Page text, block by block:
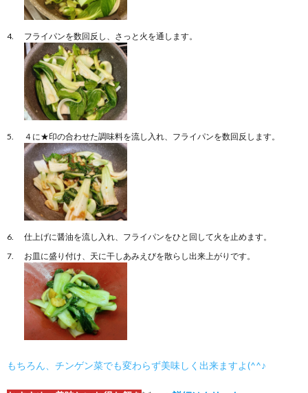
フライパンを数回反し、さっと火を通します。
４に★印の合わせた調味料を流し入れ、フライパンを数回反します。
仕上げに醤油を流し入れ、フライパンをひと回して火を止めます。
お皿に盛り付け、天に干しあみえびを散らし出来上がりです。
もちろん、チンゲン菜でも変わらず美味しく出来ますよ(^^♪